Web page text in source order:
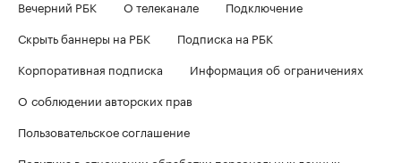
Вечерний РБК
О телеканале
Подключение
Скрыть баннеры на РБК
Подписка на РБК
Корпоративная подписка
Информация об ограничениях
О соблюдении авторских прав
Пользовательское соглашение